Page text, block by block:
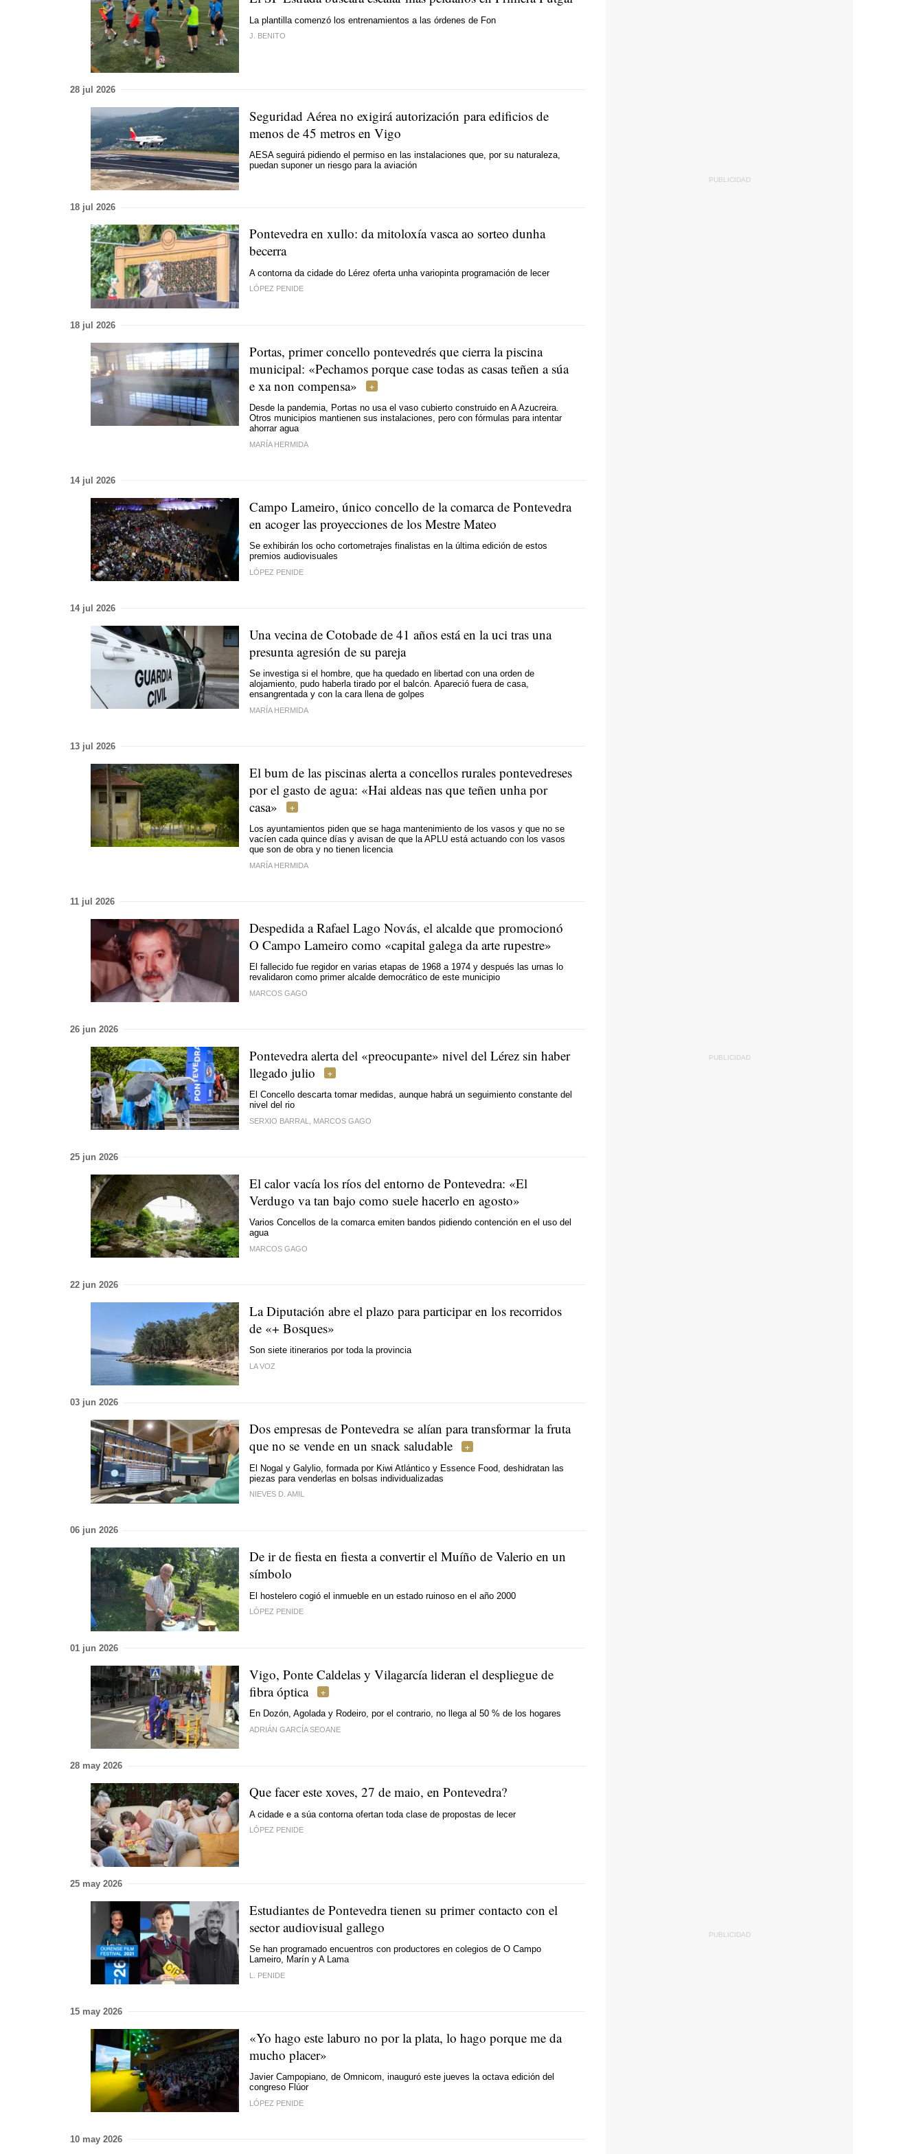
La plantilla comenzó los entrenamientos a las órdenes de Fon
J. BENITO
28 jul 2026
Seguridad Aérea no exigirá autorización para edificios de
menos de 45 metros en Vigo
AESA seguirá pidiendo el permiso en las instalaciones que, por su naturaleza,
puedan suponer un riesgo para la aviación
18 jul 2026
Pontevedra en xullo: da mitoloxía vasca ao sorteo dunha
becerra
A contorna da cidade do Lérez oferta unha variopinta programación de lecer
LÓPEZ PENIDE
18 jul 2026
Portas, primer concello pontevedrés que cierra la piscina
municipal: «Pechamos porque case todas as casas teñen a súa
e xa non compensa»
Desde la pandemia, Portas no usa el vaso cubierto construido en A Azucreira.
Otros municipios mantienen sus instalaciones, pero con fórmulas para intentar
ahorrar agua
MARÍA HERMIDA
14 jul 2026
Campo Lameiro, único concello de la comarca de Pontevedra
en acoger las proyecciones de los Mestre Mateo
Se exhibirán los ocho cortometrajes finalistas en la última edición de estos
premios audiovisuales
LÓPEZ PENIDE
14 jul 2026
Una vecina de Cotobade de 41 años está en la uci tras una
presunta agresión de su pareja
Se investiga si el hombre, que ha quedado en libertad con una orden de
alojamiento, pudo haberla tirado por el balcón. Apareció fuera de casa,
ensangrentada y con la cara llena de golpes
MARÍA HERMIDA
13 jul 2026
El bum de las piscinas alerta a concellos rurales pontevedreses
por el gasto de agua: «Hai aldeas nas que teñen unha por
casa»
Los ayuntamientos piden que se haga mantenimiento de los vasos y que no se
vacíen cada quince días y avisan de que la APLU está actuando con los vasos
que son de obra y no tienen licencia
MARÍA HERMIDA
11 jul 2026
Despedida a Rafael Lago Novás, el alcalde que promocionó
O Campo Lameiro como «capital galega da arte rupestre»
El fallecido fue regidor en varias etapas de 1968 a 1974 y después las urnas lo
revalidaron como primer alcalde democrático de este municipio
MARCOS GAGO
26 jun 2026
Pontevedra alerta del «preocupante» nivel del Lérez sin haber
llegado julio
El Concello descarta tomar medidas, aunque habrá un seguimiento constante del
nivel del rio
SERXIO BARRAL, MARCOS GAGO
25 jun 2026
El calor vacía los ríos del entorno de Pontevedra: «El
Verdugo va tan bajo como suele hacerlo en agosto»
Varios Concellos de la comarca emiten bandos pidiendo contención en el uso del
agua
MARCOS GAGO
22 jun 2026
La Diputación abre el plazo para participar en los recorridos
de «+ Bosques»
Son siete itinerarios por toda la provincia
LA VOZ
03 jun 2026
Dos empresas de Pontevedra se alían para transformar la fruta
que no se vende en un snack saludable
El Nogal y Galylio, formada por Kiwi Atlántico y Essence Food, deshidratan las
piezas para venderlas en bolsas individualizadas
NIEVES D. AMIL
06 jun 2026
De ir de fiesta en fiesta a convertir el Muíño de Valerio en un
símbolo
El hostelero cogió el inmueble en un estado ruinoso en el año 2000
LÓPEZ PENIDE
01 jun 2026
Vigo, Ponte Caldelas y Vilagarcía lideran el despliegue de
fibra óptica
En Dozón, Agolada y Rodeiro, por el contrario, no llega al 50 % de los hogares
ADRIÁN GARCÍA SEOANE
28 may 2026
Que facer este xoves, 27 de maio, en Pontevedra?
A cidade e a súa contorna ofertan toda clase de propostas de lecer
LÓPEZ PENIDE
25 may 2026
Estudiantes de Pontevedra tienen su primer contacto con el
sector audiovisual gallego
Se han programado encuentros con productores en colegios de O Campo
Lameiro, Marín y A Lama
L. PENIDE
15 may 2026
«Yo hago este laburo no por la plata, lo hago porque me da
mucho placer»
Javier Campopiano, de Omnicom, inauguró este jueves la octava edición del
congreso Flúor
LÓPEZ PENIDE
10 may 2026